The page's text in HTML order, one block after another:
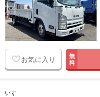
お気に入り 無
料
いすゞ